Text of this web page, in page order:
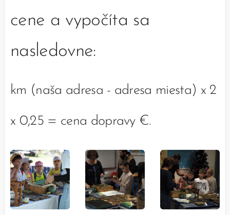
cene a vypočíta sa
nasledovne:
km (naša adresa - adresa miesta) x 2
x 0,25 = cena dopravy €.